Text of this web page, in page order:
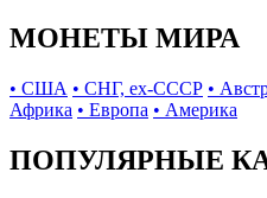
МОНЕТЫ МИРА
• США • СНГ, ex-СССР •
Африка • Европа • Америка
ПОПУЛЯРНЫЕ